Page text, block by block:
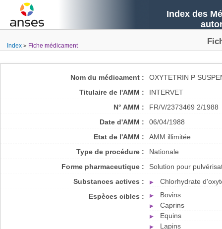
Index des
Index Fiche médicament
Nom du médicament :
OXYTETRIN P
Titulaire de l'AMM :
INTERVET
N° AMM :
FR/V/2373469 2/1988
Date d'AMM :
06/04/1988
Etat de l'AMM :
AMM illimitée
Type de procédure :
Nationale
Forme pharmaceutique :
Solution pour
Substances actives :
Chlorhydrate
Espèces cibles :
Bovins
Caprins
Equins
Lapins